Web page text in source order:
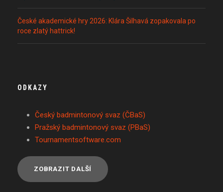
České akademické hry 2026: Klára Šilhavá zopakovala po
roce zlatý hattrick!
ODKAZY
Český badmintonový svaz (ČBaS)
Pražský badmintonový svaz (PBaS)
Tournamentsoftware.com
ZOBRAZIT DALŠÍ